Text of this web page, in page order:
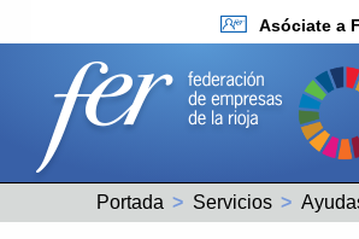
Asóciate a
Portada Servicios